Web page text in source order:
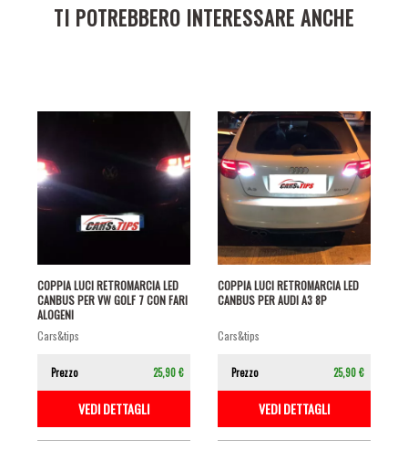
TI POTREBBERO INTERESSARE ANCHE
COPPIA LUCI RETROMARCIA LED
CANBUS PER VW GOLF 7 CON FARI
ALOGENI
cars&tips
Prezzo 25,90 €
VEDI DETTAGLI
COPPIA LUCI RETROMARCIA LED
CANBUS PER AUDI A3 8P
cars&tips
Prezzo 25,90 €
VEDI DETTAGLI